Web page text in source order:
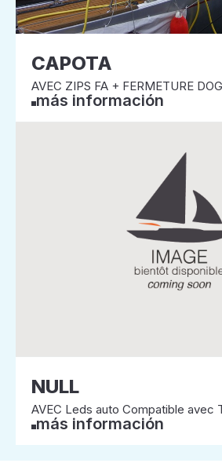
CAPOTA
AVEC ZIPS FA + FERMETURE
más información
NULL
AVEC Leds auto Compatible avec
más información